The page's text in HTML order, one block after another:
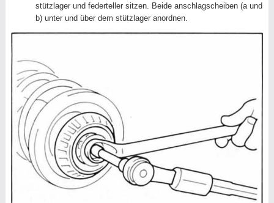
stützlager und federteller sitzen. Beide anschlagscheiben (a und
b) unter und über dem stützlager anordnen.